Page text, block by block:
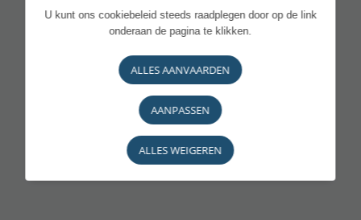
berichten en op verzoeken om codes of
wachtwoorden door te geven of om
transacties via LuxTrust goed te keuren.
Als u twijfelt, neem dan contact op met BL
Support op het nummer(+352) 26 20 26
U kunt ons cookiebeleid steeds raadplegen door op de link
onderaan de pagina te klikken.
ALLES AANVAARDEN
AANPASSEN
ALLES WEIGEREN